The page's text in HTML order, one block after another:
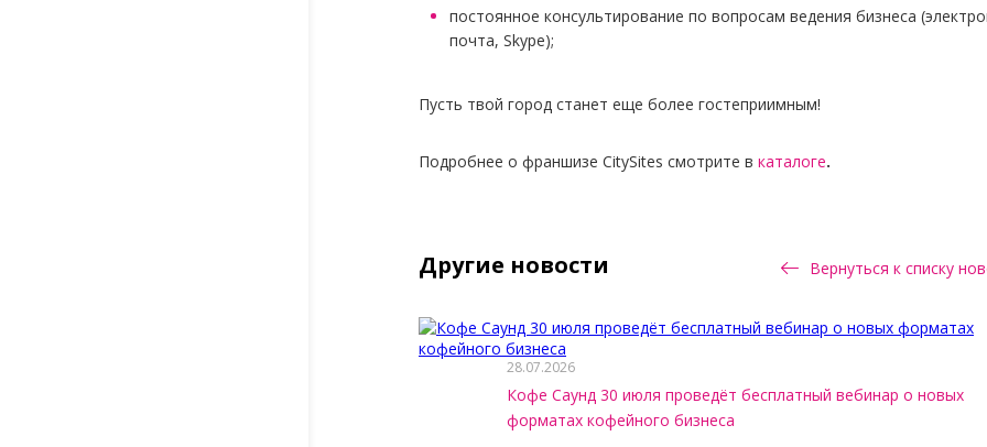
постоянное консультирование по вопросам ведения бизнеса
почта, Skype);
Пусть твой город станет еще более гостеприимным!
Подробнее о франшизе CitySites смотрите в каталоге.
Другие новости Вернуться к списку
28.07.2026
Кофе Саунд 30 июля проведёт бесплатный вебинар о новых
форматах кофейного бизнеса